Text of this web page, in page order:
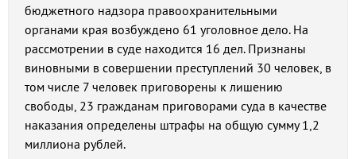
бюджетного надзора правоохранительными
органами края возбуждено 61 уголовное дело. На
рассмотрении в суде находится 16 дел. Признаны
виновными в совершении преступлений 30 человек, в
том числе 7 человек приговорены к лишению
свободы, 23 гражданам приговорами суда в качестве
наказания определены штрафы на общую сумму 1,2
миллиона рублей.